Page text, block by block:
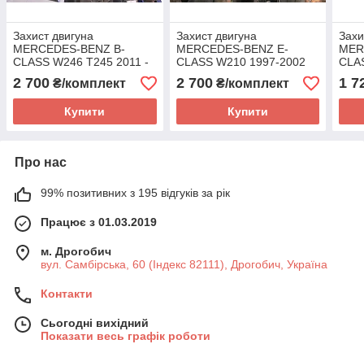
Захист двигуна
MERCEDES-BENZ B-
CLASS W246 T245 2011 -
АКПП Всі двигуни
(двигун+КПП)
2 700 ₴/комплект
Купити
Захист двигуна
MERCEDES-BENZ E-
CLASS W210 1997-2002
(двигун+радіатор)
2 700₴/комплект
Купити
1
Про нас
99% позитивних з 195 відгуків за рік
Працює з 01.03.2019
м. Дрогобич
вул. Самбірська, 60 (Індекс 82111), Дрогобич, Україна
Контакти
Сьогодні вихідний
Показати весь графік роботи